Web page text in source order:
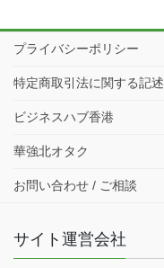
プライバシーポリシー
特定商取引法に関する記述
ビジネスハブ香港
華強北オタク
お問い合わせ / ご相談
サイト運営会社